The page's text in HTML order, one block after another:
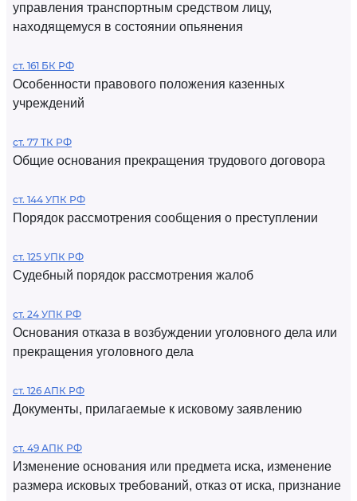
управления транспортным средством лицу,
находящемуся в состоянии опьянения
ст. 161 БК РФ
Особенности правового положения казенных
учреждений
ст. 77 ТК РФ
Общие основания прекращения трудового договора
ст. 144 УПК РФ
Порядок рассмотрения сообщения о преступлении
ст. 125 УПК РФ
Судебный порядок рассмотрения жалоб
ст. 24 УПК РФ
Основания отказа в возбуждении уголовного дела или
прекращения уголовного дела
ст. 126 АПК РФ
Документы, прилагаемые к исковому заявлению
ст. 49 АПК РФ
Изменение основания или предмета иска, изменение
размера исковых требований, отказ от иска, признание